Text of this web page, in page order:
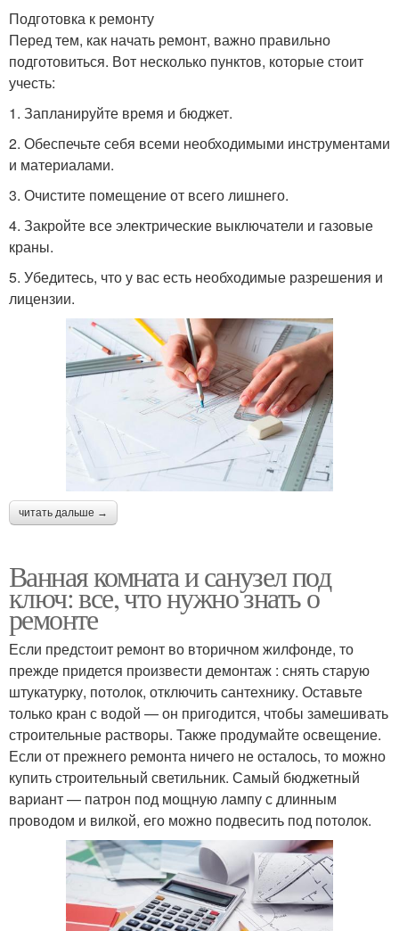
Подготовка к ремонту
Перед тем, как начать ремонт, важно правильно
подготовиться. Вот несколько пунктов, которые стоит
учесть:
1. Запланируйте время и бюджет.
2. Обеспечьте себя всеми необходимыми инструментами
и материалами.
3. Очистите помещение от всего лишнего.
4. Закройте все электрические выключатели и газовые
краны.
5. Убедитесь, что у вас есть необходимые разрешения и
лицензии.
читать дальше →
Ванная комната и санузел под
ключ: все, что нужно знать о
ремонте
Если предстоит ремонт во вторичном жилфонде, то
прежде придется произвести демонтаж : снять старую
штукатурку, потолок, отключить сантехнику. Оставьте
только кран с водой — он пригодится, чтобы замешивать
строительные растворы. Также продумайте освещение.
Если от прежнего ремонта ничего не осталось, то можно
купить строительный светильник. Самый бюджетный
вариант — патрон под мощную лампу с длинным
проводом и вилкой, его можно подвесить под потолок.